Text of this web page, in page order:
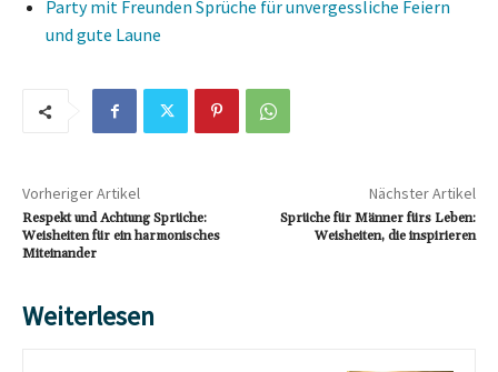
Party mit Freunden Sprüche für unvergessliche Feiern
und gute Laune
Vorheriger Artikel
Respekt und Achtung Sprüche:
Weisheiten für ein harmonisches
Miteinander
Nächster Artikel
Sprüche für Männer fürs Leben:
Weisheiten, die inspirieren
Weiterlesen